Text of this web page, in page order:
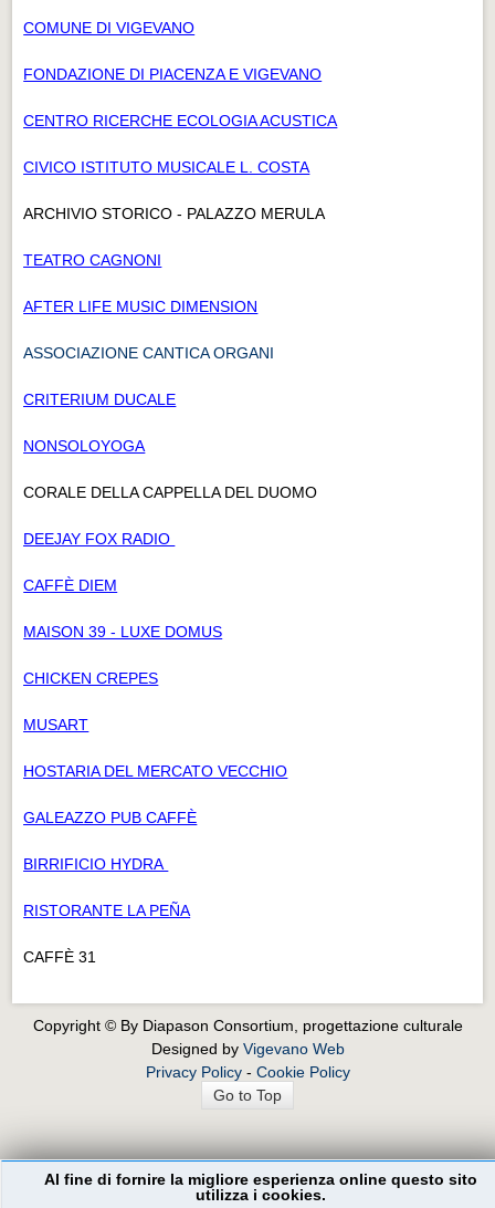
COMUNE DI VIGEVANO
FONDAZIONE DI PIACENZA E VIGEVANO
CENTRO RICERCHE ECOLOGIA ACUSTICA
CIVICO ISTITUTO MUSICALE L. COSTA
ARCHIVIO STORICO - PALAZZO MERULA
TEATRO CAGNONI
AFTER LIFE MUSIC DIMENSION
ASSOCIAZIONE CANTICA ORGANI
CRITERIUM DUCALE
NONSOLOYOGA
CORALE DELLA CAPPELLA DEL DUOMO
DEEJAY FOX RADIO
CAFFÈ DIEM
MAISON 39 - LUXE DOMUS
CHICKEN CREPES
MUSART
HOSTARIA DEL MERCATO VECCHIO
GALEAZZO PUB CAFFÈ
BIRRIFICIO HYDRA
RISTORANTE LA PEÑA
CAFFÈ 31
Al fine di fornire la migliore esperienza online questo sito
utilizza i cookies.
Copyright © By Diapason Consortium, progettazione culturale
Designed by Vigevano Web
Privacy Policy- Cookie Policy
Go to Top